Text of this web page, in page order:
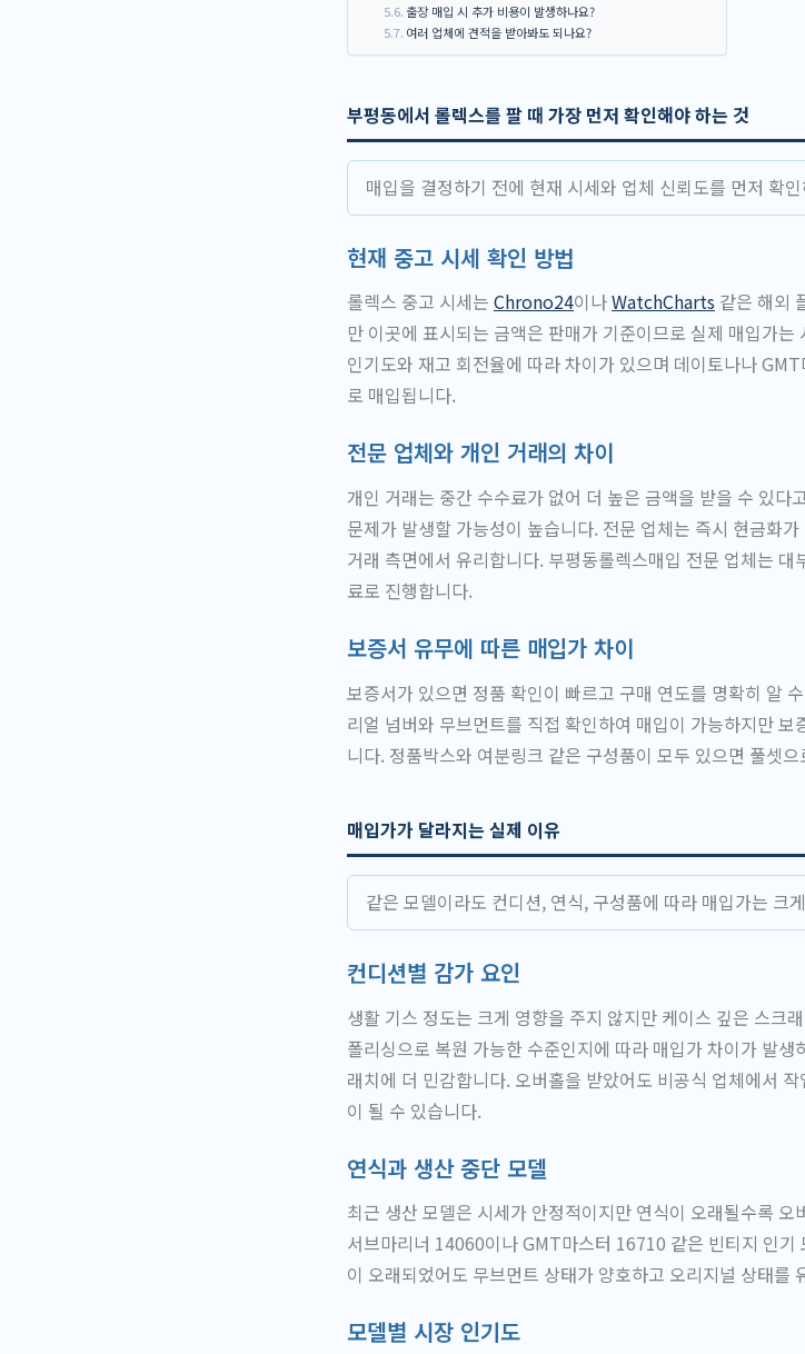
출장 매입 시 추가 비용이 발생하나요?
여러 업체에 견적을 받아봐도 되나요?
부평동에서 롤렉스를 팔 때 가장 먼저 확인해야 하는 것
매입을 결정하기 전에 현재 시세와 업체 신뢰도를 먼저 확
현재 중고 시세 확인 방법
롤렉스 중고 시세는 Chrono24이나WatchCharts 같은 해외
만 이곳에 표시되는 금액은 판매가 기준이므로 실제 매입가
인기도와 재고 회전율에 따라 차이가 있으며 데이토나나
로 매입됩니다.
전문 업체와 개인 거래의 차이
개인 거래는 중간 수수료가 없어 더 높은 금액을 받을 수 있다
문제가 발생할 가능성이 높습니다. 전문 업체는 즉시 현금화
거래 측면에서 유리합니다. 부평동롤렉스매입 전문 업체는
료로 진행합니다.
보증서 유무에 따른 매입가 차이
보증서가 있으면 정품 확인이 빠르고 구매 연도를 명확히 알
리얼 넘버와 무브먼트를 직접 확인하여 매입이 가능하지만
니다. 정품박스와 여분링크 같은 구성품이 모두 있으면 풀셋
매입가가 달라지는 실제 이유
같은 모델이라도 컨디션, 연식, 구성품에 따라 매입가는 크
컨디션별 감가 요인
생활 기스 정도는 크게 영향을 주지 않지만 케이스 깊은 스크
폴리싱으로 복원 가능한 수준인지에 따라 매입가 차이가 발
래치에 더 민감합니다. 오버홀을 받았어도 비공식 업체에서
이 될 수 있습니다.
연식과 생산 중단 모델
최근 생산 모델은 시세가 안정적이지만 연식이 오래될수록
서브마리너 14060이나 GMT마스터 16710 같은 빈티지 인기
이 오래되었어도 무브먼트 상태가 양호하고 오리지널 상태를
모델별 시장 인기도